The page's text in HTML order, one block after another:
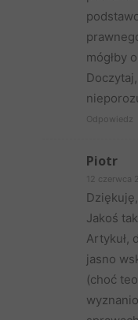
mógłby
Odpowiedz
Piotr
12 czerwca
Jakoś
Artykuł,
jasno
(choć